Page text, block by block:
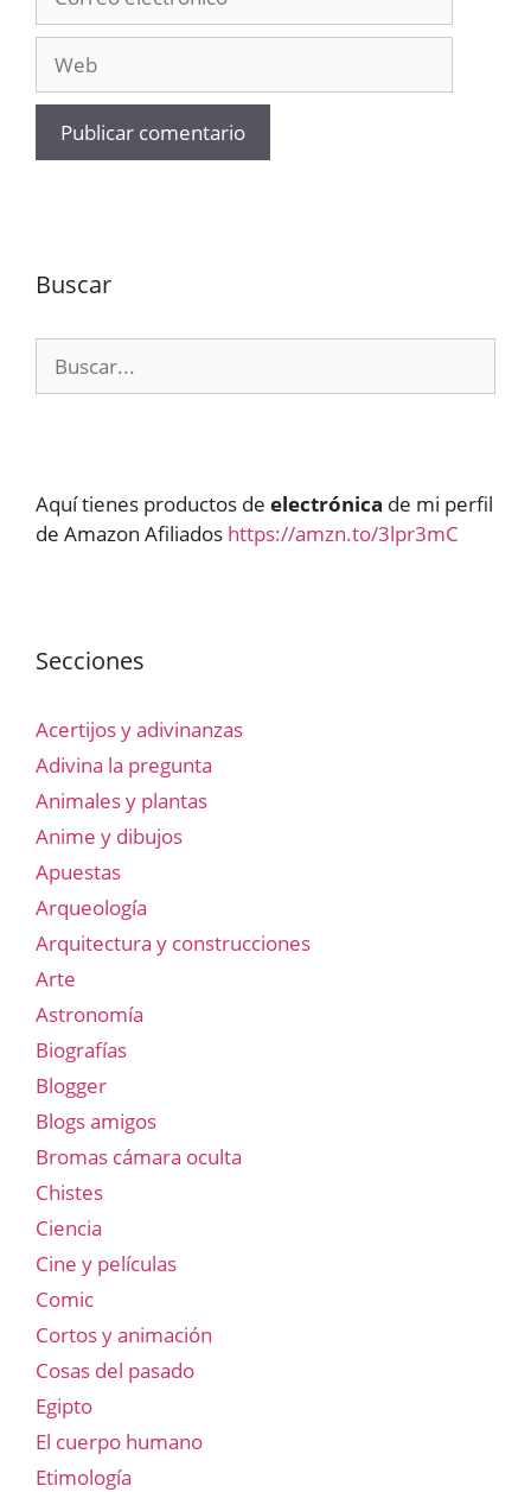
electrónico
Buscar
Aquí tienes productos de electrónica de mi perfil
de Amazon Afiliados https://amzn.to/3lpr3mC
Secciones
Acertijos y adivinanzas
Adivina la pregunta
Animales y plantas
Anime y dibujos
Apuestas
Arqueología
Arquitectura y construcciones
Arte
Astronomía
Biografías
Blogger
Blogs amigos
Bromas cámara oculta
Chistes
Ciencia
Cine y películas
Comic
Cortos y animación
Cosas del pasado
Egipto
El cuerpo humano
Etimología